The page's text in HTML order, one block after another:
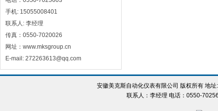
手机: 15055008401
联系人: 李经理
传真：0550-7020026
网址：www.mksgroup.cn
E-mail: 272263613@qq.com
安徽美克斯自动化仪表有限公司 版权所有 地
联系人：李经理 电话：0550-